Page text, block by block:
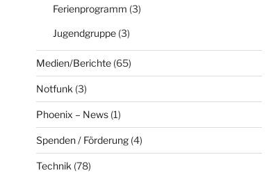
Ferienprogramm (3)
Jugendgruppe(3)
Medien/Berichte(65)
Notfunk (3)
Phoenix – News(1)
Spenden / Förderung(4)
Technik (78)